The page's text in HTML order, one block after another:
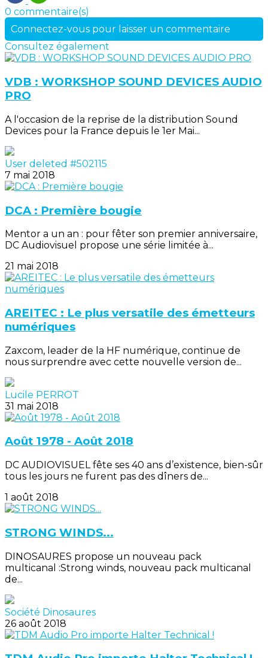
0 commentaire(s)
Connectez-vous pour laisser un commentaire
Consultez également
VDB : WORKSHOP SOUND DEVICES AUDIO
PRO
A l'occasion de la reprise de la distribution Sound
Devices pour la France depuis le 1er Mai...
User deleted #502115
7 mai 2018
DCA : Première bougie
Mentor a un an : pour fêter son premier anniversaire,
DC Audiovisuel propose une série limitée à...
21 mai 2018
AREITEC : Le plus versatile des émetteurs
numériques
Zaxcom, leader de la HF numérique, continue de
nous surprendre avec cette nouvelle version de...
Lucile PERROT
31 mai 2018
Août 1978 - Août 2018
DC AUDIOVISUEL fête ses 40 ans d’existence, bien-sûr
tous les jours ne furent pas des dîners de...
1 août 2018
STRONG WINDS...
DINOSAURES propose un nouveau pack
multicanal :Strong winds, nouveau pack multicanal
de...
Société Dinosaures
26 août 2018